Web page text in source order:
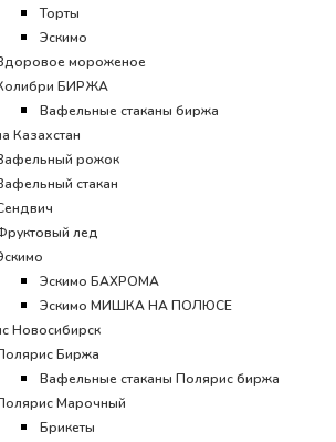
Торты
Эскимо
мороженое
БИРЖА
Вафельные стаканы биржа
Казахстан
рожок
стакан
лед
Эскимо БАХРОМА
Эскимо МИШКА НА ПОЛЮСЕ
Новосибирск
Биржа
Вафельные стаканы Полярис биржа
Марочный
Брикеты